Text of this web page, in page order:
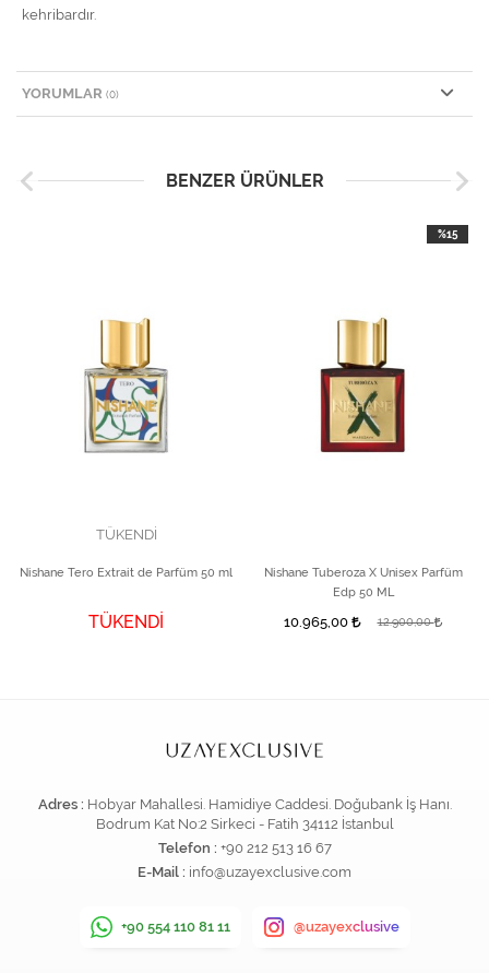
kehribardır.
YORUMLAR (0)
BENZER ÜRÜNLER
TÜKENDİ
Nishane Tero Extrait de Parfüm 50 ml
TÜKENDİ
Nishane Tuberoza X Unisex Parfüm
Edp 50 ML
10.965,00 12.900,00
%15
Adres : Hobyar Mahallesi. Hamidiye Caddesi. Doğubank İş Hanı.
Bodrum Kat No:2 Sirkeci - Fatih 34112 İstanbul
Telefon : +90 212 513 16 67
E-Mail : info@uzayexclusive.com
+90 554 110 81 11 @uzayexclusive